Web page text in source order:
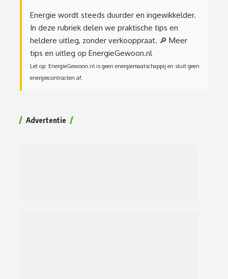
Energie wordt steeds duurder en ingewikkelder.
In deze rubriek delen we praktische tips en
heldere uitleg, zonder verkooppraat. 🔎 Meer
tips en uitleg op EnergieGewoon.nl
Let op: EnergieGewoon.nl is geen energiemaatschappij en sluit geen
energiecontracten af.
Advertentie